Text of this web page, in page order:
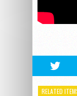
RELATED